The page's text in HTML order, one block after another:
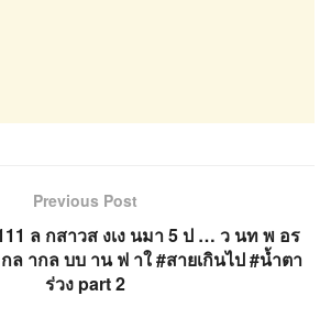
Previous Post
ล กสาวส งเง นมา 5 ป … ว นท พ อร
ล ากล บบ าน ฟ าใ #สายเกินไป #น้ำตา
ร่วง part 2